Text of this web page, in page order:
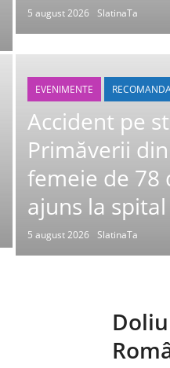
5 august 2026 SlatinaTa
EVENIMENTE
Accident pe
Primăverii
femeie de 78
ajuns la spital
5 august 2026 SlatinaTa